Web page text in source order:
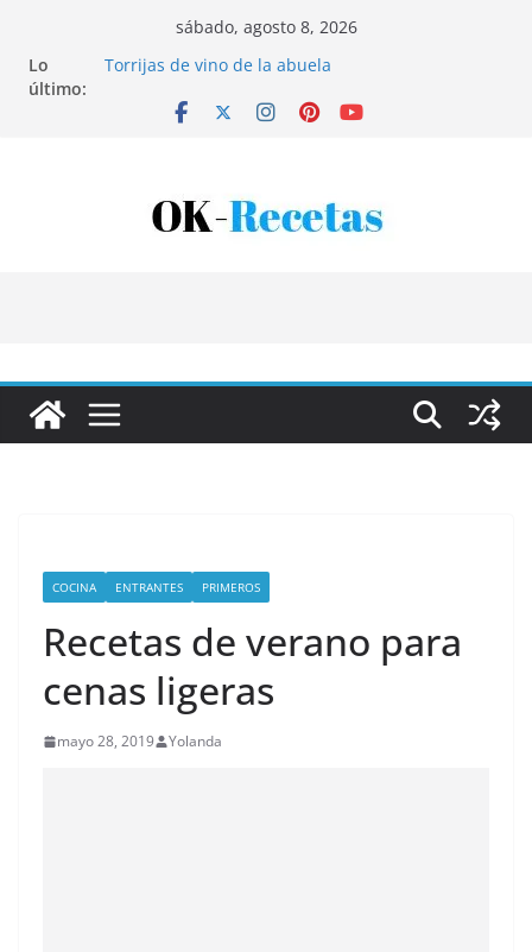
contenido
sábado, agosto 8, 2026
Lo
último:
Torrijas de vino de la abuela
Bandeja de pescaíto frito
COCINA ENTRANTES PRIMEROS
Recetas de verano para
cenas ligeras
mayo 28, 2019 Yolanda